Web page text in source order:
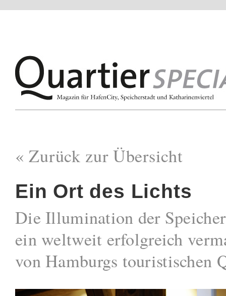
« Zurück zur Übersicht
Ein Ort des Lichts
Die Illumination der
ein weltweit erfolgreich
von Hamburgs touristischen